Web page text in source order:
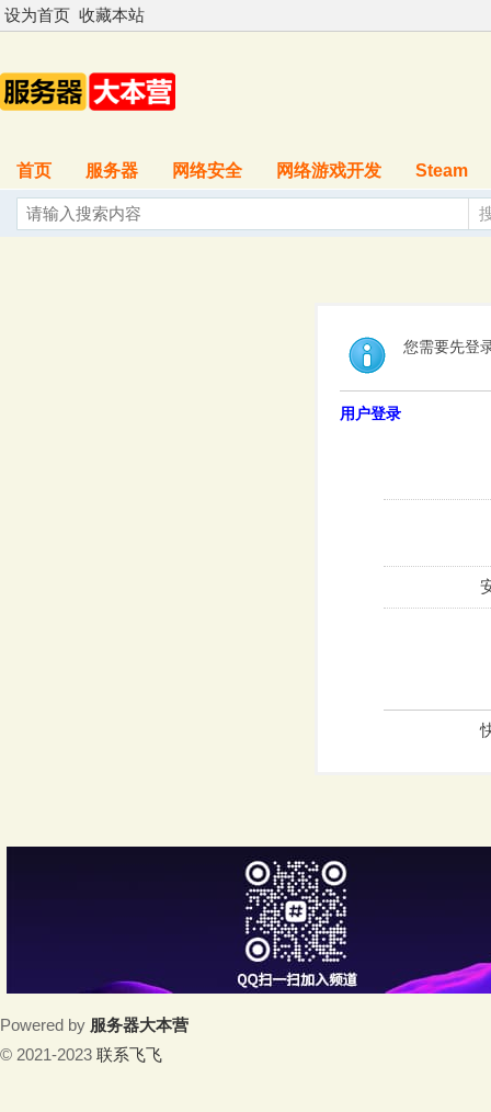
设为首页 收藏本站
首页 服务器 网络安全 网络游戏开发 Steam
您需要先登
用户登录
Powered by 服务器大本营
© 2021-2023 联系飞飞